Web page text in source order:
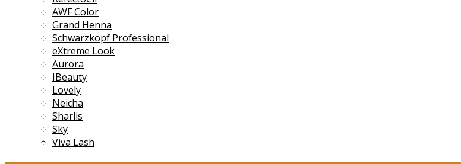
AWF Color
Grand Henna
Schwarzkopf Professional
eXtreme Look
Aurora
IBeauty
Lovely
Neicha
Sharlis
Sky
Viva Lash